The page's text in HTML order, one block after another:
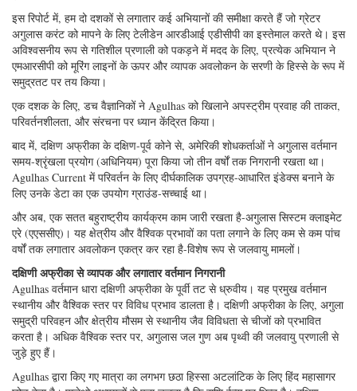
प्रमुख महासागर धाराओं के दीर्घकालिक माप बनाने वाले कार्यक्रम लचीला मूरिंग पर
भरोसा करते हैं। और ऊपरी महासागर में मजबूत धाराओं को मापने के लिए, इन मूरिंग्स में
एडीसीपी होती है।
इस रिपोर्ट में, हम दो दशकों से लगातार कई अभियानों की समीक्षा करते हैं जो ग्रेटर
अगुलास करंट को मापने के लिए टेलीडेन आरडीआई एडीसीपी का इस्तेमाल करते थे। इस
अविश्वसनीय रूप से गतिशील प्रणाली को पकड़ने में मदद के लिए, प्रत्येक अभियान ने
एमआरसीपी को मूरिंग लाइनों के ऊपर और व्यापक अवलोकन के सरणी के हिस्से के रूप में
समुद्रतट पर तय किया।
एक दशक के लिए, डच वैज्ञानिकों ने Agulhas को खिलाने अपस्ट्रीम प्रवाह की ताकत,
परिवर्तनशीलता, और संरचना पर ध्यान केंद्रित किया।
बाद में, दक्षिण अफ्रीका के दक्षिण-पूर्व कोने से, अमेरिकी शोधकर्ताओं ने अगुलास वर्तमान
समय-श्रृंखला प्रयोग (अधिनियम) पूरा किया जो तीन वर्षों तक निगरानी रखता था।
Agulhas Current में परिवर्तन के लिए दीर्घकालिक उपग्रह-आधारित इंडेक्स बनाने के
लिए उनके डेटा का एक उपयोग ग्राउंड-सच्चाई था।
और अब, एक सतत बहुराष्ट्रीय कार्यक्रम काम जारी रखता है-अगुलास सिस्टम क्लाइमेट
एरे (एएससीए)। यह क्षेत्रीय और वैश्विक प्रभावों का पता लगाने के लिए कम से कम पांच
वर्षों तक लगातार अवलोकन एकत्र कर रहा है-विशेष रूप से जलवायु मामलों।
दक्षिणी अफ्रीका से व्यापक और लगातार वर्तमान निगरानी
Agulhas वर्तमान धारा दक्षिणी अफ्रीका के पूर्वी तट से ध्रुवीय। यह प्रमुख वर्तमान
स्थानीय और वैश्विक स्तर पर विविध प्रभाव डालता है। दक्षिणी अफ्रीका के लिए, अगुला
समुद्री परिवहन और क्षेत्रीय मौसम से स्थानीय जैव विविधता से चीजों को प्रभावित
करता है। अधिक वैश्विक स्तर पर, अगुलास जल गुण अब पृथ्वी की जलवायु प्रणाली से